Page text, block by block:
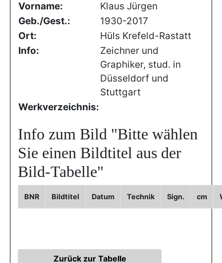
Vorname:
Klaus Jürgen
Geb./Gest.:
1930-2017
Ort:
Hüls Krefeld-Rastatt
Info:
Zeichner und
Graphiker, stud. in
Düsseldorf und
Stuttgart
Werkverzeichnis:
Info zum Bild "Bitte wählen
Sie einen Bildtitel aus der
Bild-Tabelle"
BNR Bildtitel Datum Technik Sign. cm